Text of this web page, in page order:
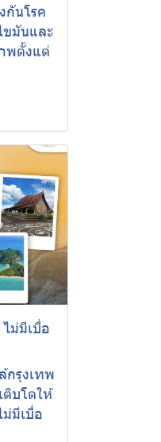
กันโรค
ขมันและ
พตั้งแต่
ม่มีเบื่อ
กรุงเทพ
ติบโตให้
มีเบื่อ